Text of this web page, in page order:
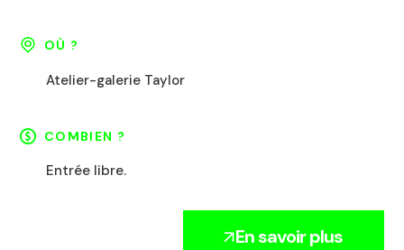
OÙ ?
Atelier-galerie Taylor
COMBIEN ?
Entrée libre.
En savoir plus